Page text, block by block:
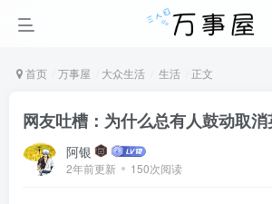
首页 万事屋 大众生活 生活 正文
网友吐槽：为什么总有人鼓动取消
阿银
2年前更新 150次阅读